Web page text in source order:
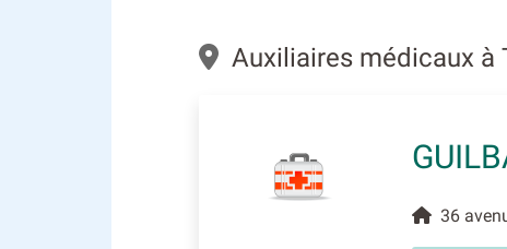
Auxiliaires médicaux à
36